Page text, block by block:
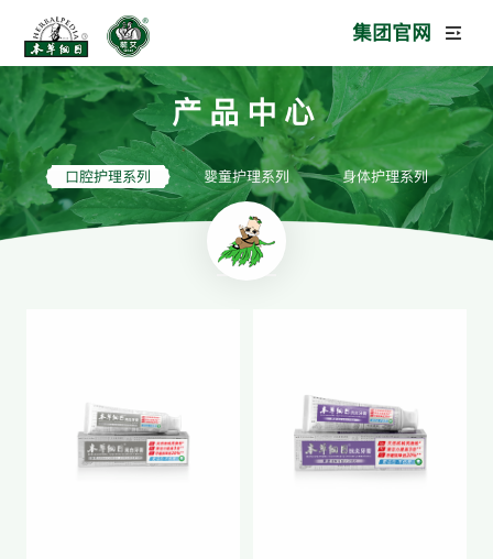
集团官网
产品中心
口腔护理系列 婴童护理系列 身体护理系列